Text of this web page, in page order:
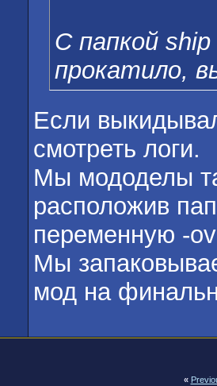
С папкой
прокатило,
Если
смотреть логи.
Мы мододелы
расположив
переменную -
Мы
мод на
«